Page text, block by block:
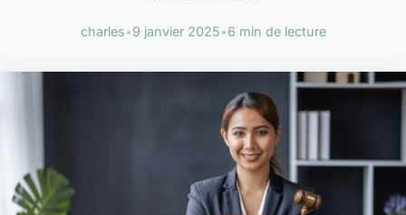
charles•9 janvier 2025•6 min de lecture